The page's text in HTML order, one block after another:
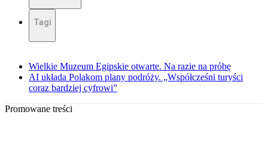
Tagi
Wielkie Muzeum Egipskie otwarte. Na razie na próbę
AI układa Polakom plany podróży. „Współcześni turyści
coraz bardziej cyfrowi”
Promowane treści